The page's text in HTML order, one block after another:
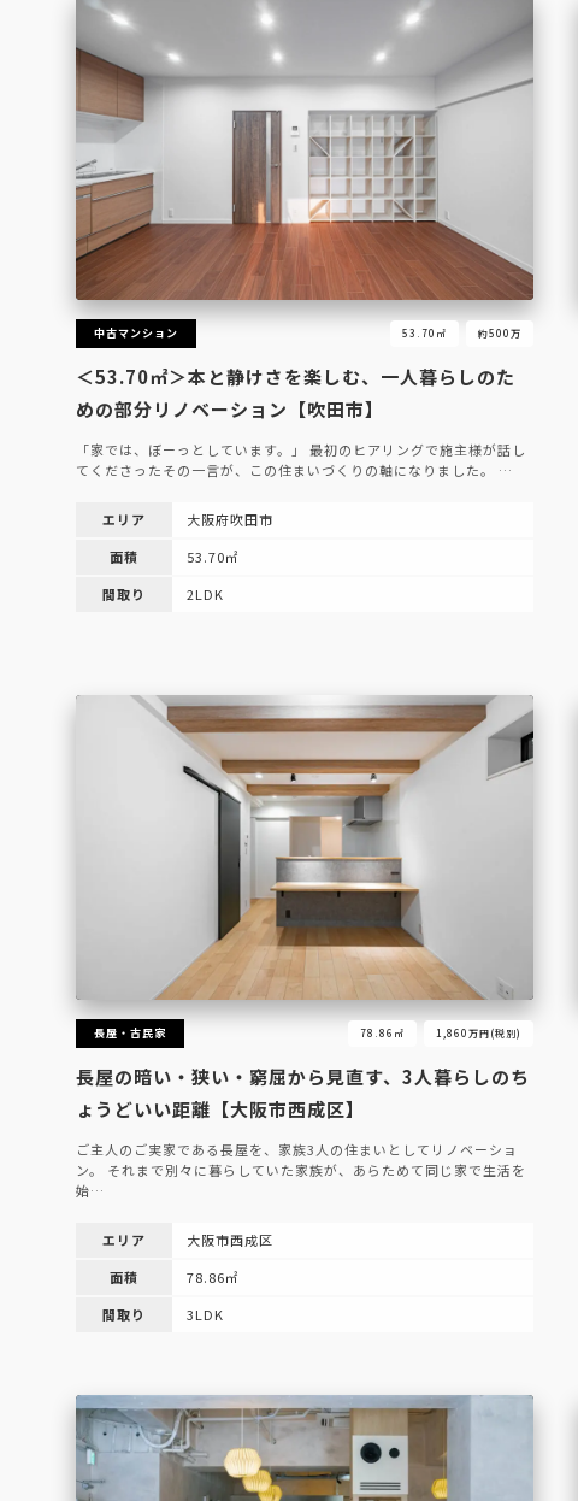
中古マンション 53.70㎡ 約500万
＜53.70㎡＞本と静けさを楽しむ、一人暮らしのた
めの部分リノベーション【吹田市】
「家では、ぼーっとしています。」 最初のヒアリングで施主様が話し
てくださったその一言が、この住まいづくりの軸になりました。 …
エリア
大阪府吹田市
面積
53.70㎡
間取り
2LDK
長屋・古民家 78.86㎡ 1,860万円(税別)
長屋の暗い・狭い・窮屈から見直す、3人暮らしのち
ょうどいい距離【大阪市西成区】
ご主人のご実家である長屋を、家族3人の住まいとしてリノベーショ
ン。 それまで別々に暮らしていた家族が、あらためて同じ家で生活を
始…
エリア
大阪市西成区
面積
78.86㎡
間取り
3LDK